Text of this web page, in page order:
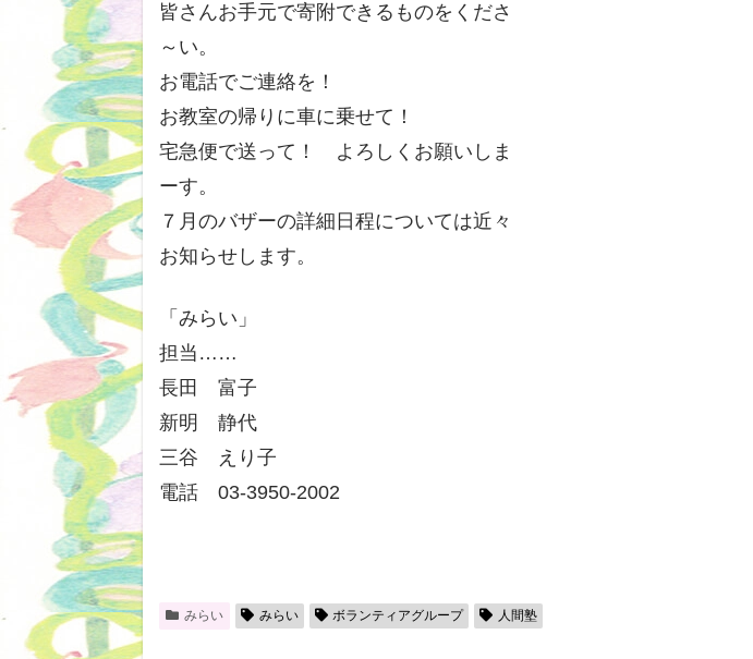
皆さんお手元で寄附できるものをくださ
～い。
お電話でご連絡を！
お教室の帰りに車に乗せて！
宅急便で送って！ よろしくお願いしま
ーす。
７月のバザーの詳細日程については近々
お知らせします。
「みらい」
担当……
長田 富子
新明 静代
三谷 えり子
電話 03-3950-2002
みらい みらい ボランティアグループ 人間塾